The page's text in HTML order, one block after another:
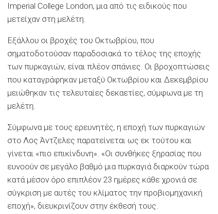
Imperial College London, μια από τις ειδικούς που
μετείχαν στη μελέτη.
Εξάλλου οι βροχές του Οκτωβρίου, που
σηματοδοτούσαν παραδοσιακά το τέλος της εποχής
των πυρκαγιών, είναι πλέον σπάνιες. Οι βροχοπτώσεις
που καταγράφηκαν μεταξύ Οκτωβρίου και Δεκεμβρίου
μειώθηκαν τις τελευταίες δεκαετίες, σύμφωνα με τη
μελέτη.
Σύμφωνα με τους ερευνητές, η εποχή των πυρκαγιών
στο Λος Άντζελες παρατείνεται ως εκ τούτου και
γίνεται «πιο επικίνδυνη». «Οι συνθήκες ξηρασίας που
ευνοούν σε μεγάλο βαθμό μια πυρκαγιά διαρκούν τώρα
κατά μέσον όρο επιπλέον 23 ημέρες κάθε χρονιά σε
σύγκριση με αυτές του κλίματος την προβιομηχανική
εποχή», διευκρινίζουν στην έκθεσή τους.